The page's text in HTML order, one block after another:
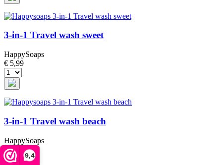
9,4
3-in-1 Travel wash sweet
HappySoaps
€ 5,99
3-in-1 Travel wash beach
HappySoaps
€ 5,99